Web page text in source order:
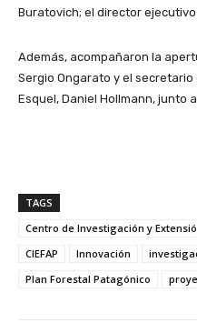
Buratovich; el director ejecutivo
Además, acompañaron la
Sergio Ongarato y el
Esquel, Daniel Hollmann, junto
TAGS
Centro de Investigación y
CIEFAP
Innovación
Plan Forestal Patagónico